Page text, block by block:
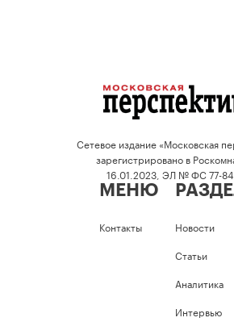
Сетевое издание «Московская
зарегистрировано в
16.01.2023, ЭЛ № ФС 77-
МЕНЮ
Контакты
Новости
Статьи
Аналитика
Интервью